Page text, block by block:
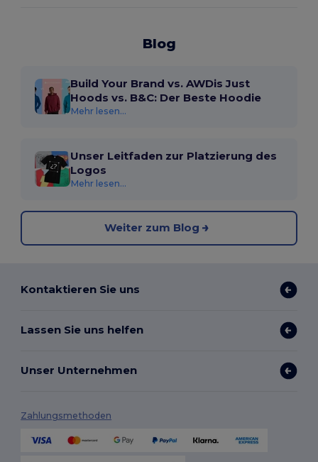
Blog
Build Your Brand vs. AWDis Just
Hoods vs. B&C: Der Beste Hoodie
Mehr lesen...
Unser Leitfaden zur Platzierung des
Logos
Mehr lesen...
Weiter zum Blog
Kontaktieren Sie uns
Lassen Sie uns helfen
Unser Unternehmen
Zahlungsmethoden